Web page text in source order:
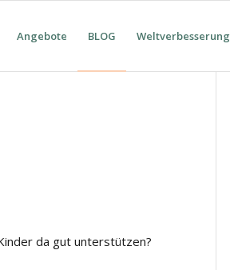
Angebote BLOG Weltverbesserung
da gut unterstützen?